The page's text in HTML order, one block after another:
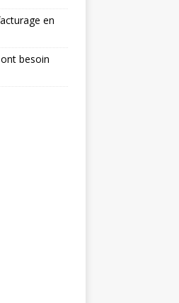
en
besoin